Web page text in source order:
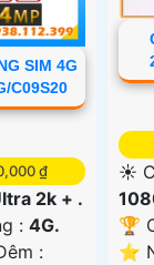
SIM 4G
C09S20
₫
2k + .
: 4G.
:
☀️
🏆
⭐